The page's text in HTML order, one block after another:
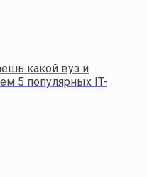
какой вуз и
5 популярных IT-